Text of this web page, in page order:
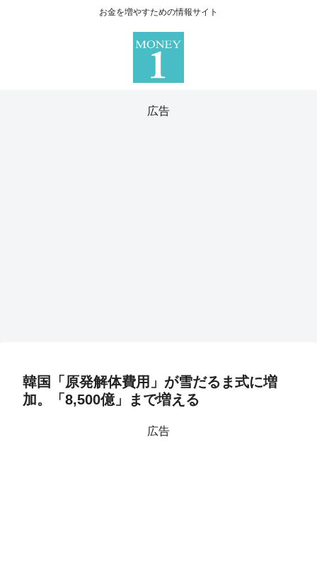
お金を増やすための情報サイト
広告
韓国「原発解体費用」が雪だるま式に増
加。「8,500億」まで増える
広告